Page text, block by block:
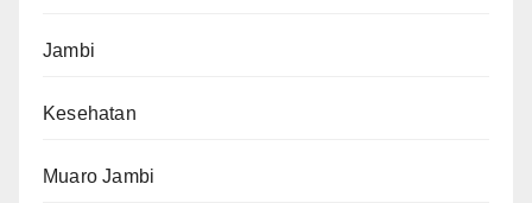
Jambi
Kesehatan
Muaro Jambi